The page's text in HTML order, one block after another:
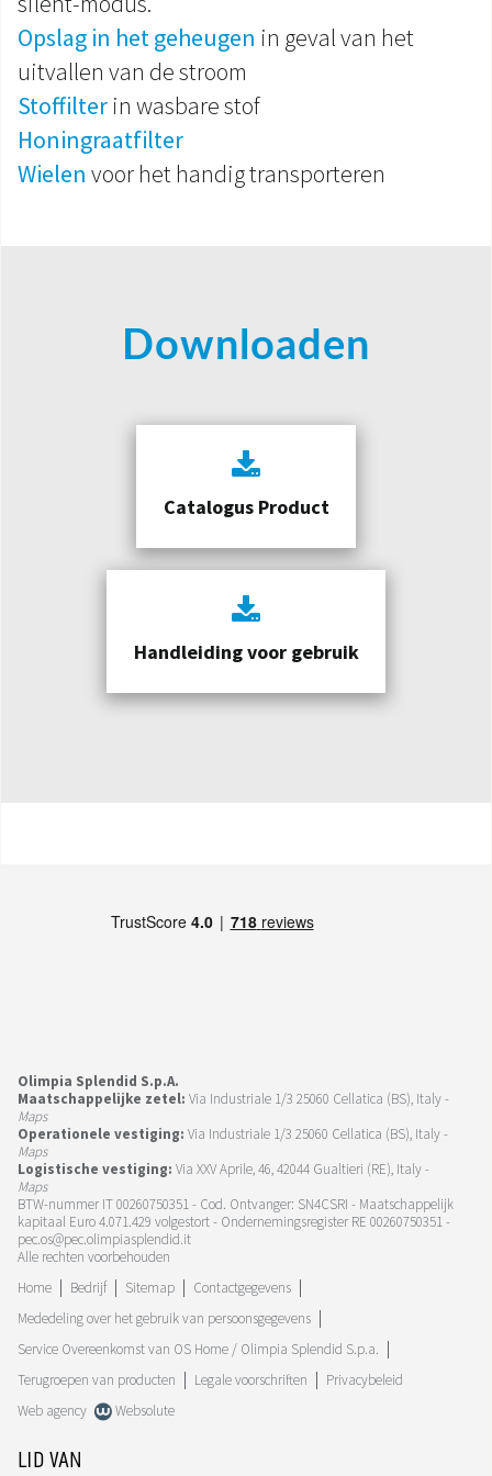
Opslag in het geheugen in geval van het
uitvallen van de stroom
Stoffilter in wasbare stof
Honingraatfilter
Wielen voor het handig transporteren
Downloaden
Catalogus Product
Handleiding voor gebruik
Olimpia Splendid S.p.A.
Maatschappelijke zetel: Via Industriale 1/3 25060 Cellatica (BS), Italy -
Maps
Operationele vestiging: Via Industriale 1/3 25060 Cellatica (BS), Italy -
Maps
Logistische vestiging: Via XXV Aprile, 46, 42044 Gualtieri (RE), Italy -
Maps
BTW-nummer IT 00260750351 - Cod. Ontvanger: SN4CSRI - Maatschappelijk
kapitaal Euro 4.071.429 volgestort - Ondernemingsregister RE 00260750351 -
pec.os@pec.olimpiasplendid.it
Alle rechten voorbehouden
Home
Bedrijf Sitemap
Contactgegevens
Mededeling over het gebruik van persoonsgegevens
Service Overeenkomst van OS Home / Olimpia Splendid S.p.a.
Terugroepen van producten
Legale voorschriften
Privacybeleid
Web agency
Websolute
LID VAN